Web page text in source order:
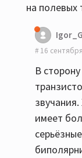
на полевых
16
В
имеет